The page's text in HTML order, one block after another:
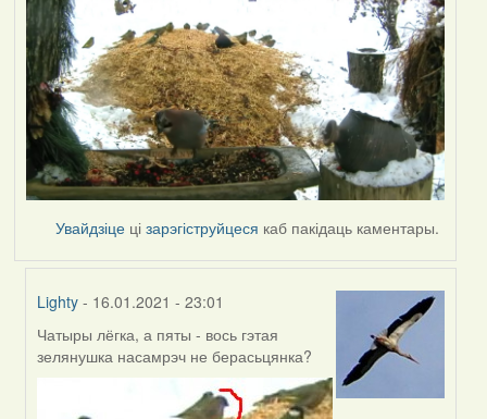
Увайдзіце цізарэгіструйцеся каб пакідаць каментары.
Lighty - 16.01.2021 - 23:01
In
reply
Чатыры лёгка, а пяты - вось гэтая
зелянушка насамрэч не берасьцянка?